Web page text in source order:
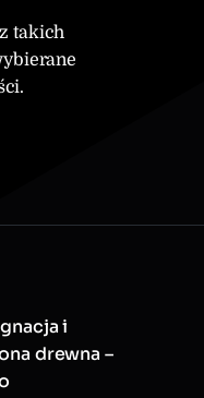
takich
i
drewna –